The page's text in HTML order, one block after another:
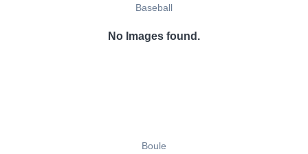
Baseball
No Images found.
Boule